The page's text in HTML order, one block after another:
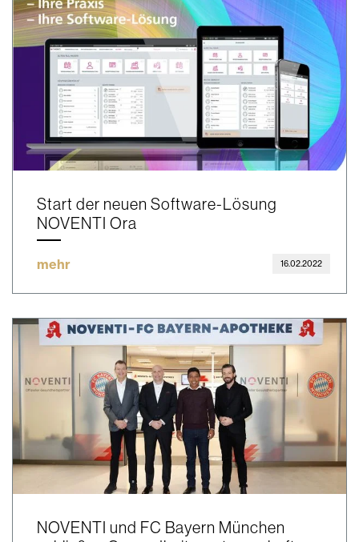
Start der neuen Software-Lösung
NOVENTI Ora
mehr 16.02.2022
NOVENTI und FC Bayern München